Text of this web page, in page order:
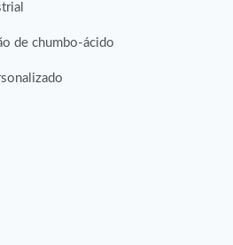
de chumbo-ácido